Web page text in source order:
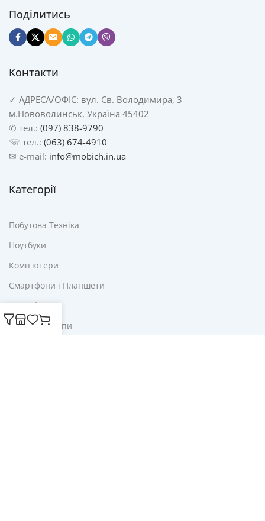
Поділитись
Контакти
✓ АДРЕСА/ОФІС: вул. Св. Володимира, 3
м.Нововолинськ, Україна 45402
✆ тел.: (097) 838-9790
☏ тел.: (063) 674-4910
✉ e-mail: info@mobich.in.ua
Категорії
Побутова Техніка
Ноутбуки
Комп'ютери
Смартфони і Планшети
Для Офісу
Ліхтарі і Лампи